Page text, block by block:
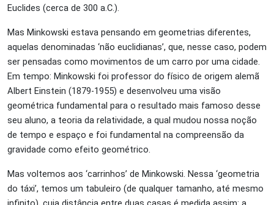
Euclides (cerca de 300 a.C.).
Mas Minkowski estava pensando em geometrias diferentes,
aquelas denominadas ‘não euclidianas’, que, nesse caso, podem
ser pensadas como movimentos de um carro por uma cidade.
Em tempo: Minkowski foi professor do físico de origem alemã
Albert Einstein (1879-1955) e desenvolveu uma visão
geométrica fundamental para o resultado mais famoso desse
seu aluno, a teoria da relatividade, a qual mudou nossa noção
de tempo e espaço e foi fundamental na compreensão da
gravidade como efeito geométrico.
Mas voltemos aos ‘carrinhos’ de Minkowski. Nessa ‘geometria
do táxi’, temos um tabuleiro (de qualquer tamanho, até mesmo